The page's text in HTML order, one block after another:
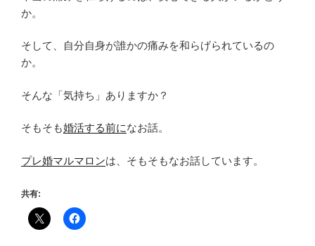
か。
そして、自分自身が誰かの痛みを和らげられているの
か。
そんな「気持ち」ありますか？
そもそも婚活する前になお話。
プレ婚マルマロンは、そもそもなお話しています。
共有: